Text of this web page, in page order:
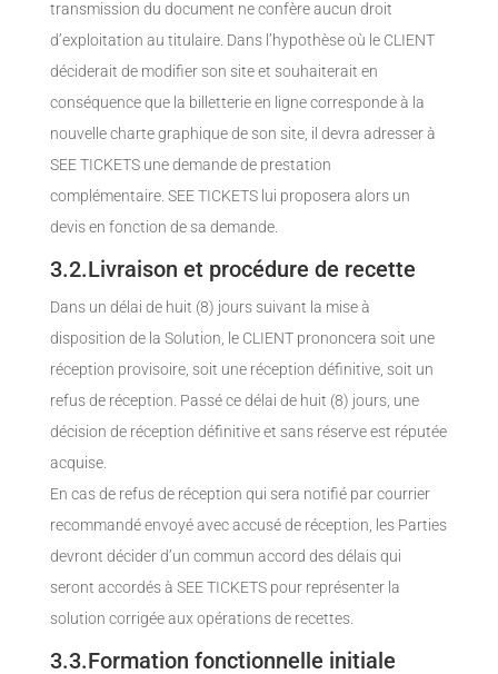
transmission du document ne confère aucun droit
d’exploitation au titulaire. Dans l’hypothèse où le CLIENT
déciderait de modifier son site et souhaiterait en
conséquence que la billetterie en ligne corresponde à la
nouvelle charte graphique de son site, il devra adresser à
SEE TICKETS une demande de prestation
complémentaire. SEE TICKETS lui proposera alors un
devis en fonction de sa demande.
3.2.Livraison et procédure de recette
Dans un délai de huit (8) jours suivant la mise à
disposition de la Solution, le CLIENT prononcera soit une
réception provisoire, soit une réception définitive, soit un
refus de réception. Passé ce délai de huit (8) jours, une
décision de réception définitive et sans réserve est réputée
acquise.
En cas de refus de réception qui sera notifié par courrier
recommandé envoyé avec accusé de réception, les Parties
devront décider d’un commun accord des délais qui
seront accordés à SEE TICKETS pour représenter la
solution corrigée aux opérations de recettes.
3.3.Formation fonctionnelle initiale